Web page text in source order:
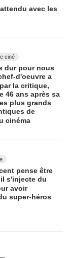
avec les
ciné
dur pour nous
d'oeuvre a
la critique,
46 ans après sa
plus grands
de
cinéma
pense être
s'injecte du
avoir
super-héros